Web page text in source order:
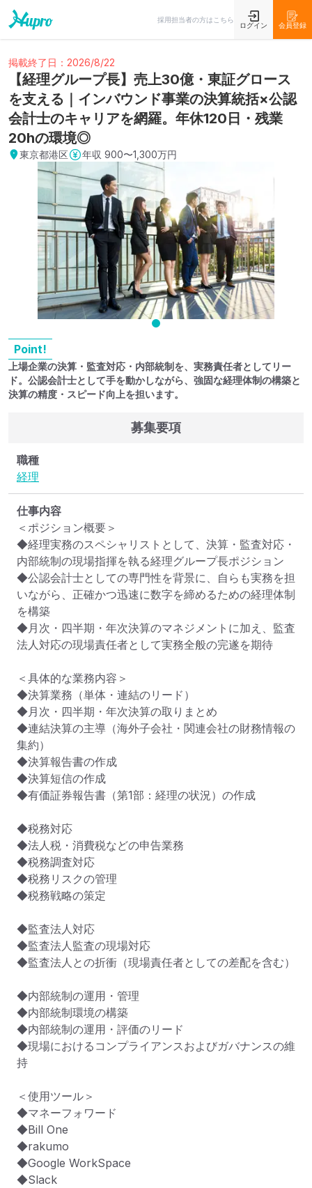
採用担当者の方はこちら
ログイン 会員登録
掲載終了日：2026/8/22
【経理グループ長】売上30億・東証グロース
を支える｜インバウンド事業の決算統括×公認
会計士のキャリアを網羅。年休120日・残業
20hの環境◎
東京都港区 年収 900〜1,300万円
Point!
上場企業の決算・監査対応・内部統制を、実務責任者としてリー
ド。公認会計士として手を動かしながら、強固な経理体制の構築と
決算の精度・スピード向上を担います。
募集要項
職種
経理
仕事内容
＜ポジション概要＞
◆経理実務のスペシャリストとして、決算・監査対応・
内部統制の現場指揮を執る経理グループ長ポジション
◆公認会計士としての専門性を背景に、自らも実務を担
いながら、正確かつ迅速に数字を締めるための経理体制
を構築
◆月次・四半期・年次決算のマネジメントに加え、監査
法人対応の現場責任者として実務全般の完遂を期待
＜具体的な業務内容＞
◆決算業務（単体・連結のリード）
◆月次・四半期・年次決算の取りまとめ
◆連結決算の主導（海外子会社・関連会社の財務情報の
集約）
◆決算報告書の作成
◆決算短信の作成
◆有価証券報告書（第1部：経理の状況）の作成
◆税務対応
◆法人税・消費税などの申告業務
◆税務調査対応
◆税務リスクの管理
◆税務戦略の策定
◆監査法人対応
◆監査法人監査の現場対応
◆監査法人との折衝（現場責任者としての差配を含む）
◆内部統制の運用・管理
◆内部統制環境の構築
◆内部統制の運用・評価のリード
◆現場におけるコンプライアンスおよびガバナンスの維
持
＜使用ツール＞
◆マネーフォワード
◆Bill One
◆rakumo
◆Google WorkSpace
◆Slack